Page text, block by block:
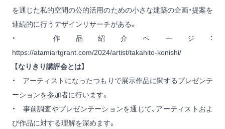
を通じた私的空間の公的活用のための小さな建築の企画・提案を
連続的に行うデザインリサーチがある。
・ 作品紹介ページ：
https://atamiartgrant.com/2024/artist/takahito-konishi/
【なりきり講評会とは】
・ アーティストになったつもりで展示作品に関するプレゼンテ
ーションを参加者に行います。
・ 事前調査やプレゼンテーションを通じて、アーティストおよ
び作品に対する理解を深めます。